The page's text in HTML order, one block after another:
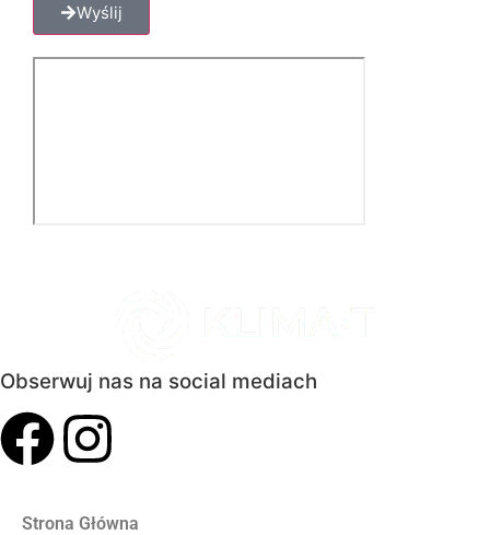
Wyślij
Obserwuj nas na social mediach
Strona Główna